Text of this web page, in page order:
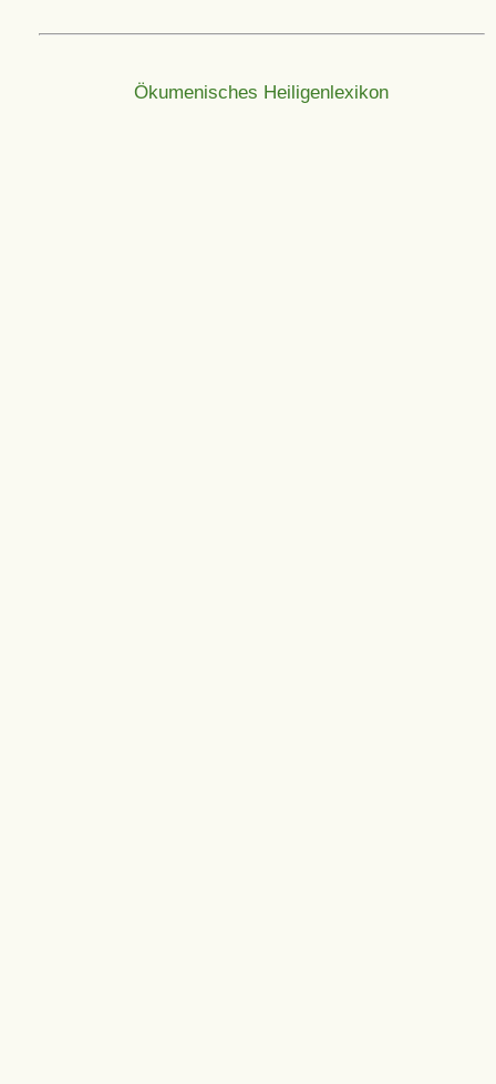
Ökumenisches Heiligenlexikon